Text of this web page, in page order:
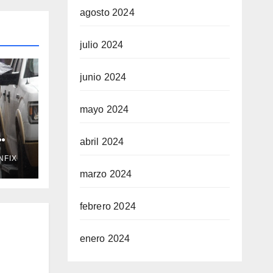
7
agosto 2024
julio 2024
junio 2024
mayo 2024
abril 2024
marzo 2024
febrero 2024
enero 2024